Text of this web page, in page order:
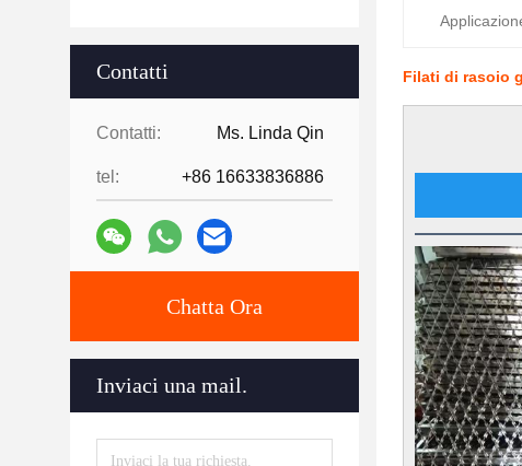
Contatti
Contatti: Ms. Linda Qin
tel: +86 16633836886
Chatta Ora
Inviaci una mail.
Filati di rasoio